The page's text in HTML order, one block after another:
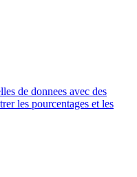
de donnees avec des
les pourcentages et les